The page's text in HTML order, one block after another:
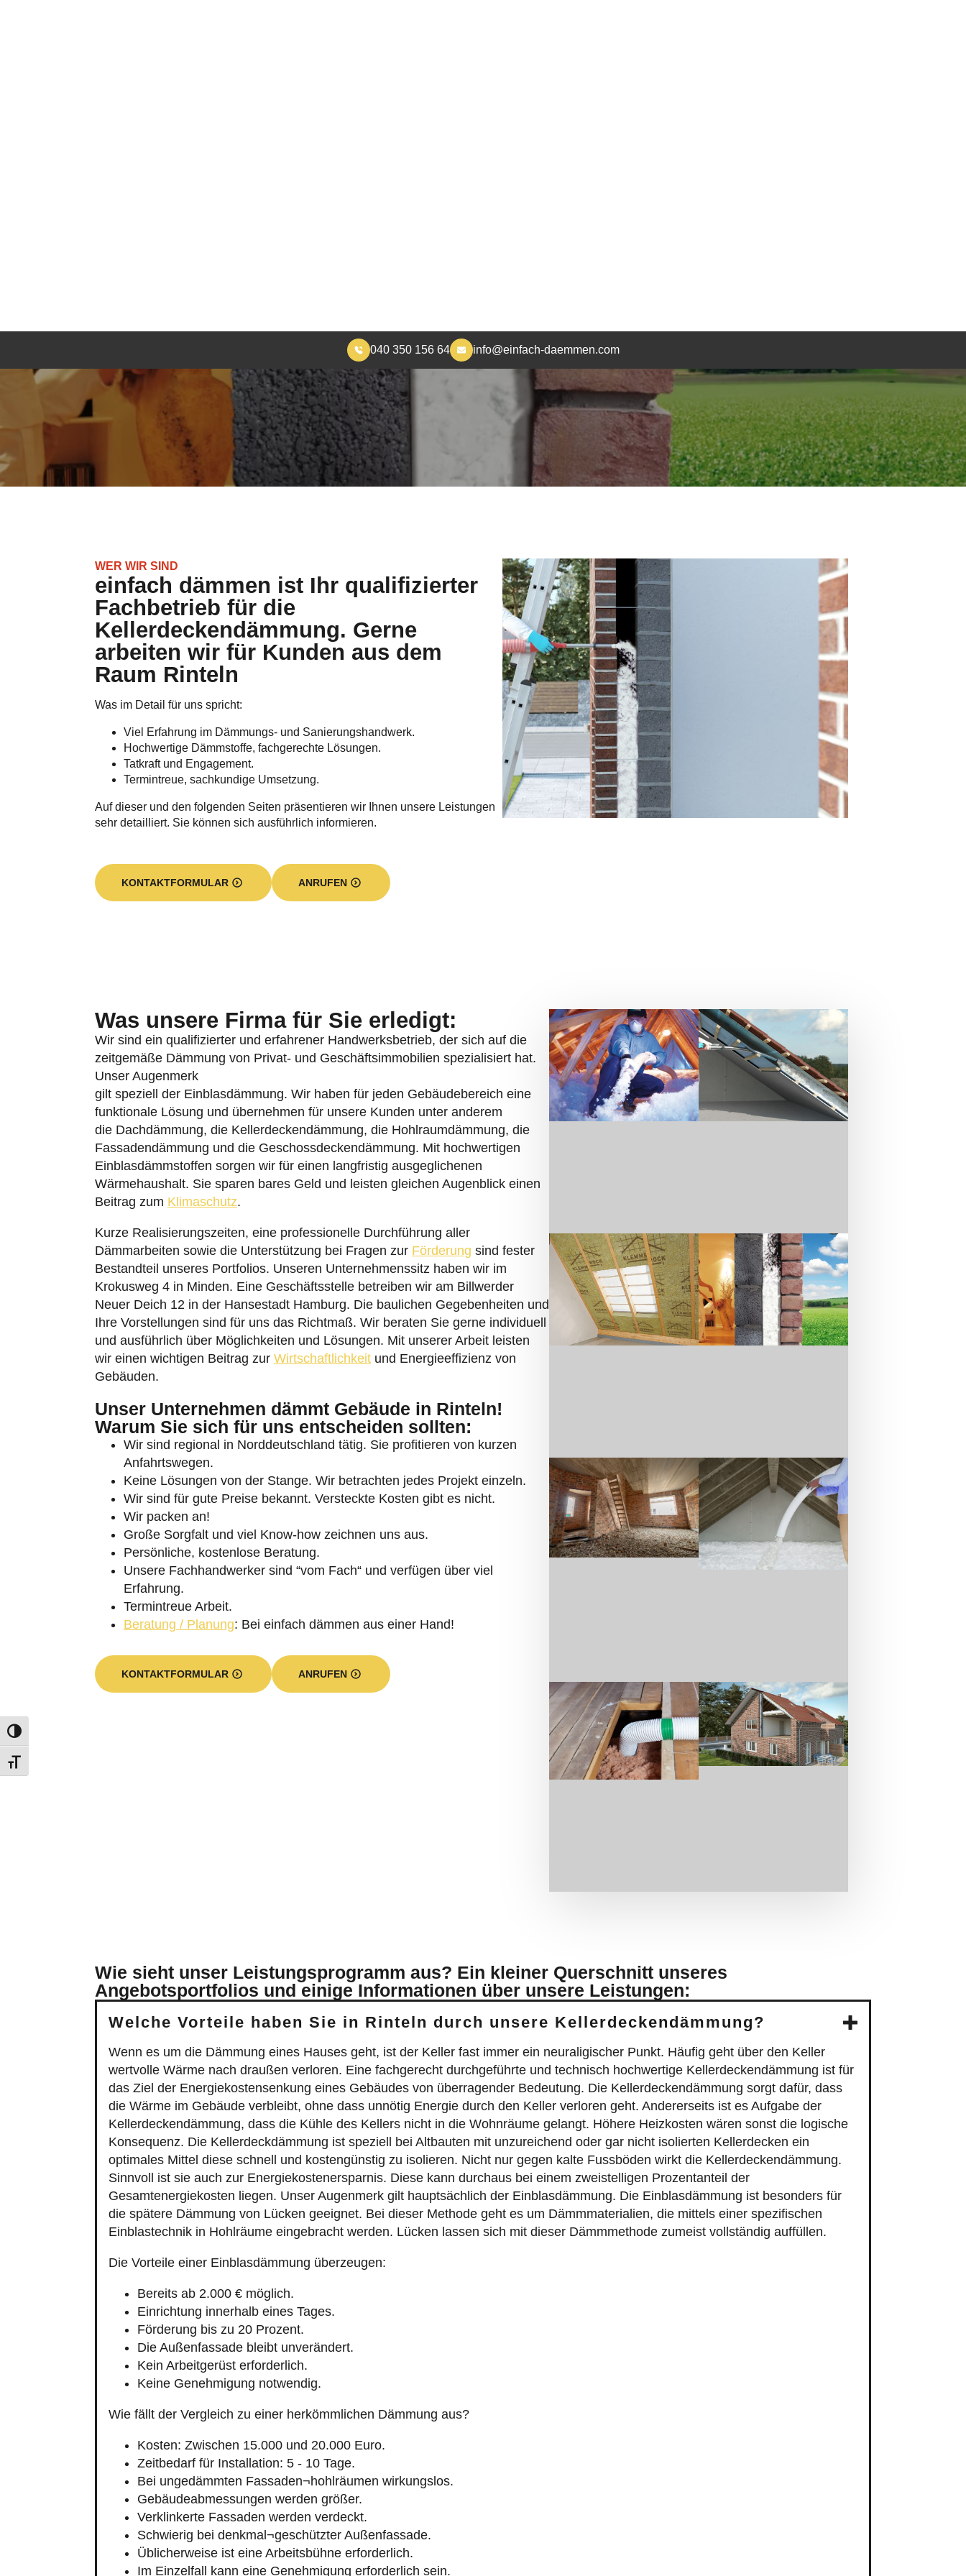
Umschalten auf hohe Kontraste
JETZT KONTAKT AUFNEHMEN
WER WIR SIND
einfach dämmen ist Ihr qualifizierter
Fachbetrieb für die
Kellerdeckendämmung. Gerne
arbeiten wir für Kunden aus dem
Raum Rinteln
Was im Detail für uns spricht:
Viel Erfahrung im Dämmungs- und Sanierungshandwerk.
Hochwertige Dämmstoffe, fachgerechte Lösungen.
Tatkraft und Engagement.
Termintreue, sachkundige Umsetzung.
Auf dieser und den folgenden Seiten präsentieren wir Ihnen unsere Leistungen
sehr detailliert. Sie können sich ausführlich informieren.
KONTAKTFORMULAR ANRUFEN
Was unsere Firma für Sie erledigt:
Wir sind ein qualifizierter und erfahrener Handwerksbetrieb, der sich auf die
zeitgemäße Dämmung von Privat- und Geschäftsimmobilien spezialisiert hat.
Unser Augenmerk
gilt speziell der Einblasdämmung. Wir haben für jeden Gebäudebereich eine
funktionale Lösung und übernehmen für unsere Kunden unter anderem
die Dachdämmung, die Kellerdeckendämmung, die Hohlraumdämmung, die
Fassadendämmung und die Geschossdeckendämmung. Mit hochwertigen
Einblasdämmstoffen sorgen wir für einen langfristig ausgeglichenen
Wärmehaushalt. Sie sparen bares Geld und leisten gleichen Augenblick einen
Beitrag zum Klimaschutz.
Kurze Realisierungszeiten, eine professionelle Durchführung aller
Dämmarbeiten sowie die Unterstützung bei Fragen zur Förderung sind fester
Bestandteil unseres Portfolios. Unseren Unternehmenssitz haben wir im
Krokusweg 4 in Minden. Eine Geschäftsstelle betreiben wir am Billwerder
Neuer Deich 12 in der Hansestadt Hamburg. Die baulichen Gegebenheiten und
Ihre Vorstellungen sind für uns das Richtmaß. Wir beraten Sie gerne individuell
und ausführlich über Möglichkeiten und Lösungen. Mit unserer Arbeit leisten
wir einen wichtigen Beitrag zur Wirtschaftlichkeit und Energieeffizienz von
Gebäuden.
Unser Unternehmen dämmt Gebäude in Rinteln!
Warum Sie sich für uns entscheiden sollten:
Wir sind regional in Norddeutschland tätig. Sie profitieren von kurzen
Anfahrtswegen.
Keine Lösungen von der Stange. Wir betrachten jedes Projekt einzeln.
Wir sind für gute Preise bekannt. Versteckte Kosten gibt es nicht.
Wir packen an!
Große Sorgfalt und viel Know-how zeichnen uns aus.
Persönliche, kostenlose Beratung.
Unsere Fachhandwerker sind “vom Fach“ und verfügen über viel
Erfahrung.
Termintreue Arbeit.
Beratung / Planung: Bei einfach dämmen aus einer Hand!
KONTAKTFORMULAR ANRUFEN
Wie sieht unser Leistungsprogramm aus? Ein kleiner Querschnitt unseres
Angebotsportfolios und einige Informationen über unsere Leistungen:
Welche Vorteile haben Sie in Rinteln durch unsere Kellerdeckendämmung?
Wenn es um die Dämmung eines Hauses geht, ist der Keller fast immer ein neuraligischer Punkt. Häufig geht über den Keller
wertvolle Wärme nach draußen verloren. Eine fachgerecht durchgeführte und technisch hochwertige Kellerdeckendämmung ist für
das Ziel der Energiekostensenkung eines Gebäudes von überragender Bedeutung. Die Kellerdeckendämmung sorgt dafür, dass
die Wärme im Gebäude verbleibt, ohne dass unnötig Energie durch den Keller verloren geht. Andererseits ist es Aufgabe der
Kellerdeckendämmung, dass die Kühle des Kellers nicht in die Wohnräume gelangt. Höhere Heizkosten wären sonst die logische
Konsequenz. Die Kellerdeckdämmung ist speziell bei Altbauten mit unzureichend oder gar nicht isolierten Kellerdecken ein
optimales Mittel diese schnell und kostengünstig zu isolieren. Nicht nur gegen kalte Fussböden wirkt die Kellerdeckendämmung.
Sinnvoll ist sie auch zur Energiekostenersparnis. Diese kann durchaus bei einem zweistelligen Prozentanteil der
Gesamtenergiekosten liegen. Unser Augenmerk gilt hauptsächlich der Einblasdämmung. Die Einblasdämmung ist besonders für
die spätere Dämmung von Lücken geeignet. Bei dieser Methode geht es um Dämmmaterialien, die mittels einer spezifischen
Einblastechnik in Hohlräume eingebracht werden. Lücken lassen sich mit dieser Dämmmethode zumeist vollständig auffüllen.
Die Vorteile einer Einblasdämmung überzeugen:
Bereits ab 2.000 € möglich.
Einrichtung innerhalb eines Tages.
Förderung bis zu 20 Prozent.
Die Außenfassade bleibt unverändert.
Kein Arbeitgerüst erforderlich.
Keine Genehmigung notwendig.
Wie fällt der Vergleich zu einer herkömmlichen Dämmung aus?
Kosten: Zwischen 15.000 und 20.000 Euro.
Zeitbedarf für Installation: 5 - 10 Tage.
Bei ungedämmten Fassaden¬hohlräumen wirkungslos.
Gebäudeabmessungen werden größer.
Verklinkerte Fassaden werden verdeckt.
Schwierig bei denkmal¬geschützter Außenfassade.
Üblicherweise ist eine Arbeitsbühne erforderlich.
Im Einzelfall kann eine Genehmigung erforderlich sein.